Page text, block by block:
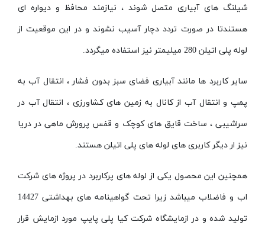
شیلنگ های آبیاری متصل شوند ، نیازمند محافظ و دیواره ای
هستندتا در صورت تردد دچار آسیب نشوند و در این موقعیت از
لوله پلی اتیلن 280 میلیمتر نیز استفاده میگردد.
سایر کاربرد ها مانند آبیاری فضای سبز بدون فشار ، انتقال آب به
پمپ و انتقال آب از کانال به زمین های کشاورزی ، انتقال آب در
سراشیبی ، ساخت قایق های کوچک و قفس پرورش ماهی در دریا
نیز ار دیگر کاربری های لوله های پلی اتیلن هستند.
همچنین این محصول یکی از لوله های پرکاربرد در پروژه های شرکت
اب و فاضلاب میباشد زیرا تحت گواهینامه های بهداشتی 14427
تولید شده و در ازمایشگاه شرکت کیا پلی پایپ مورد ازمایش قرار